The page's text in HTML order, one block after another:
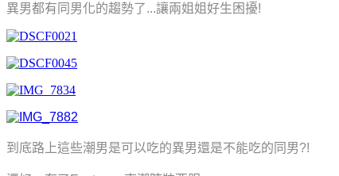
異男都有同男化的趨勢了...讓兩姐姐好生困擾!
到底路上這些潮男是可以吃的異男還是不能吃的同男?!